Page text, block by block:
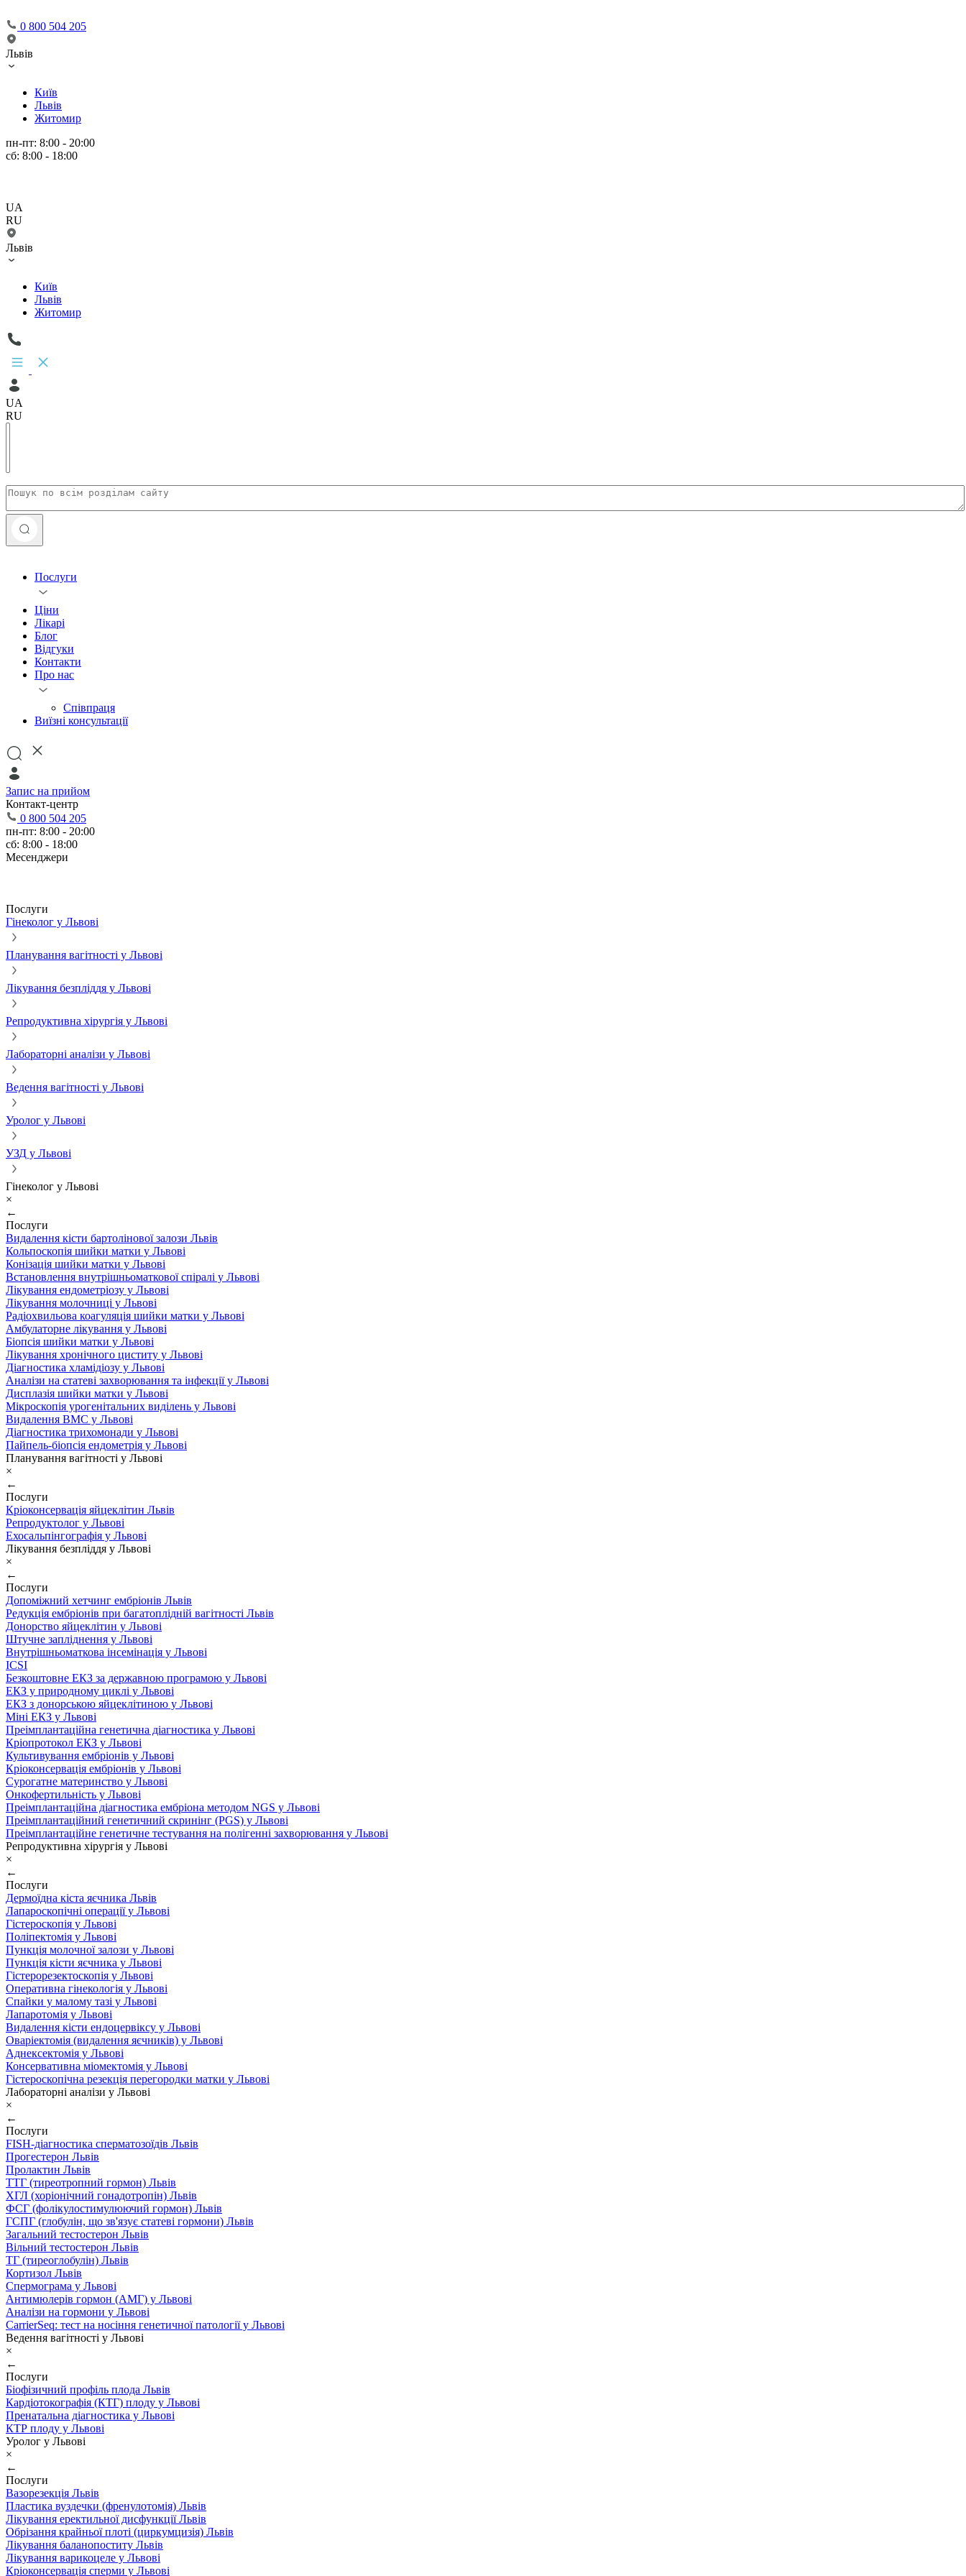
0 800 504 205
Львів
Київ
Львів
Житомир
пн-пт: 8:00 - 20:00
сб: 8:00 - 18:00
UA
RU
Львів
Київ
Львів
Житомир
UA
RU
Послуги
Ціни
Лікарі
Блог
Відгуки
Контакти
Про нас
Співпраця
Виїзні консультації
Запис на прийом
Контакт-центр
0 800 504 205
пн-пт: 8:00 - 20:00
сб: 8:00 - 18:00
Месенджери
Послуги
Гінеколог у Львові
Планування вагітності у Львові
Лікування безпліддя у Львові
Репродуктивна хірургія у Львові
Лабораторні аналізи у Львові
Ведення вагітності у Львові
Уролог у Львові
УЗД у Львові
Гінеколог у Львові
×
←
Послуги
Видалення кісти бартолінової залози Львів
Кольпоскопія шийки матки у Львові
Конізація шийки матки у Львові
Встановлення внутрішньоматкової спіралі у Львові
Лікування ендометріозу у Львові
Лікування молочниці у Львові
Радіохвильова коагуляція шийки матки у Львові
Амбулаторне лікування у Львові
Біопсія шийки матки у Львові
Лікування хронічного циститу у Львові
Діагностика хламідіозу у Львові
Аналізи на статеві захворювання та інфекції у Львові
Дисплазія шийки матки у Львові
Мікроскопія урогенітальних виділень у Львові
Видалення ВМС у Львові
Діагностика трихомонади у Львові
Пайпель-біопсія ендометрія у Львові
Планування вагітності у Львові
×
←
Послуги
Кріоконсервація яйцеклітин Львів
Репродуктолог у Львові
Ехосальпінгографія у Львові
Лікування безпліддя у Львові
×
←
Послуги
Допоміжний хетчинг ембріонів Львів
Редукція ембріонів при багатоплідній вагітності Львів
Донорство яйцеклітин у Львові
Штучне запліднення у Львові
Внутрішньоматкова інсемінація у Львові
ICSI
Безкоштовне ЕКЗ за державною програмою у Львові
ЕКЗ у природному циклі у Львові
ЕКЗ з донорською яйцеклітиною у Львові
Міні ЕКЗ у Львові
Преімплантаційна генетична діагностика у Львові
Кріопротокол ЕКЗ у Львові
Культивування ембріонів у Львові
Кріоконсервація ембріонів у Львові
Сурогатне материнство у Львові
Онкофертильність у Львові
Преімплантаційна діагностика ембріона методом NGS у Львові
Преімплантаційний генетичний скринінг (PGS) у Львові
Преімплантаційне генетичне тестування на полігенні захворювання у Львові
Репродуктивна хірургія у Львові
×
←
Послуги
Дермоїдна кіста яєчника Львів
Лапароскопічні операції у Львові
Гістероскопія у Львові
Поліпектомія у Львові
Пункція молочної залози у Львові
Пункція кісти яєчника у Львові
Гістерорезектоскопія у Львові
Оперативна гінекологія у Львові
Спайки у малому тазі у Львові
Лапаротомія у Львові
Видалення кісти ендоцервіксу у Львові
Оваріектомія (видалення яєчників) у Львові
Аднексектомія у Львові
Консервативна міомектомія у Львові
Гістероскопічна резекція перегородки матки у Львові
Лабораторні аналізи у Львові
×
←
Послуги
FISH-діагностика сперматозоїдів Львів
Прогестерон Львів
Пролактин Львів
ТТГ (тиреотропний гормон) Львів
ХГЛ (хоріонічний гонадотропін) Львів
ФСГ (фолікулостимулюючий гормон) Львів
ГСПГ (глобулін, що зв'язує статеві гормони) Львів
Загальний тестостерон Львів
Вільний тестостерон Львів
ТГ (тиреоглобулін) Львів
Кортизол Львів
Спермограма у Львові
Антимюлерів гормон (АМГ) у Львові
Аналізи на гормони у Львові
CarrierSeq: тест на носіння генетичної патології у Львові
Ведення вагітності у Львові
×
←
Послуги
Біофізичний профіль плода Львів
Кардіотокографія (КТГ) плоду у Львові
Пренатальна діагностика у Львові
КТР плоду у Львові
Уролог у Львові
×
←
Послуги
Вазорезекція Львів
Пластика вуздечки (френулотомія) Львів
Лікування еректильної дисфункції Львів
Обрізання крайньої плоті (циркумцизія) Львів
Лікування баланопоститу Львів
Лікування варикоцеле у Львові
Кріоконсервація сперми у Львові